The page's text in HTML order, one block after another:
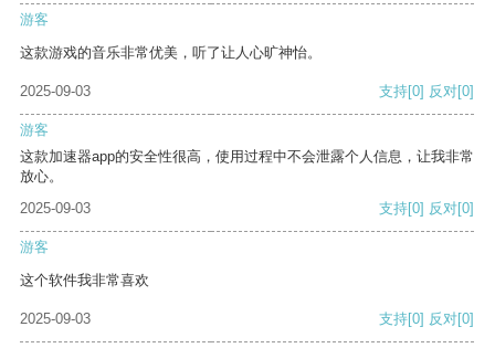
游客
这款游戏的音乐非常优美，听了让人心旷神怡。
2025-09-03 支持[0] 反对[0]
游客
这款加速器app的安全性很高，使用过程中不会泄露个人信息，让我非常
放心。
2025-09-03
支持[0] 反对[0]
游客
这个软件我非常喜欢
2025-09-03 支持[0] 反对[0]